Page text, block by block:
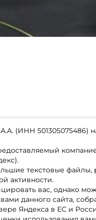
(ИНН 501305075486)
текстовые
активности.
вас, однако
данного сайта,
Яндекса в ЕС и
товаров
программа